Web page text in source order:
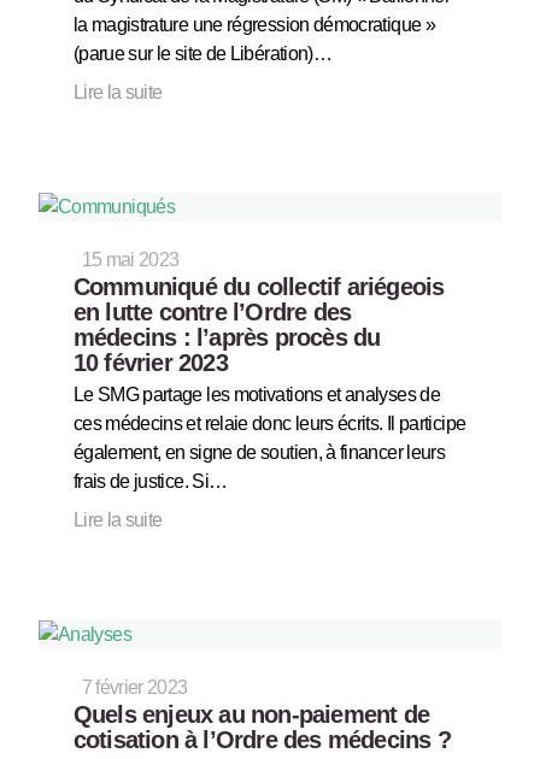
la magistrature une régression démocratique »
(parue sur le site de Libération)…
Lire la suite
15 mai 2023
Communiqué du collectif ariégeois
en lutte contre l’Ordre des
médecins : l’après procès du
10 février 2023
Le SMG partage les motivations et analyses de
ces médecins et relaie donc leurs écrits. Il participe
également, en signe de soutien, à financer leurs
frais de justice. Si…
Lire la suite
7 février 2023
Quels enjeux au non-paiement de
cotisation à l’Ordre des médecins ?